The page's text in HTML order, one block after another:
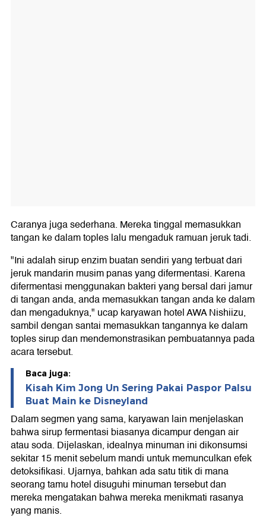
Caranya juga sederhana. Mereka tinggal memasukkan
tangan ke dalam toples lalu mengaduk ramuan jeruk tadi.
"Ini adalah sirup enzim buatan sendiri yang terbuat dari
jeruk mandarin musim panas yang difermentasi. Karena
difermentasi menggunakan bakteri yang bersal dari jamur
di tangan anda, anda memasukkan tangan anda ke dalam
dan mengaduknya," ucap karyawan hotel AWA Nishiizu,
sambil dengan santai memasukkan tangannya ke dalam
toples sirup dan mendemonstrasikan pembuatannya pada
acara tersebut.
Baca juga:
Kisah Kim Jong Un Sering Pakai Paspor Palsu
Buat Main ke Disneyland
Dalam segmen yang sama, karyawan lain menjelaskan
bahwa sirup fermentasi biasanya dicampur dengan air
atau soda. Dijelaskan, idealnya minuman ini dikonsumsi
sekitar 15 menit sebelum mandi untuk memunculkan efek
detoksifikasi. Ujarnya, bahkan ada satu titik di mana
seorang tamu hotel disuguhi minuman tersebut dan
mereka mengatakan bahwa mereka menikmati rasanya
yang manis.